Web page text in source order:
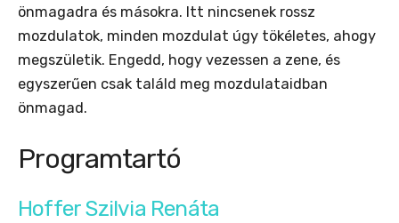
önmagadra és másokra. Itt nincsenek rossz
mozdulatok, minden mozdulat úgy tökéletes, ahogy
megszületik. Engedd, hogy vezessen a zene, és
egyszerűen csak találd meg mozdulataidban
önmagad.
Programtartó
Hoffer Szilvia Renáta